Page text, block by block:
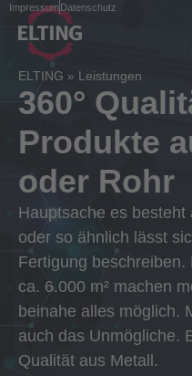
ImpressumDatenschutz
ELTING » Leistungen
360°
Produkte
oder Rohr
Hauptsache es
oder so ähnlich lässt
Fertigung
ca. 6.000 m² machen
beinahe alles möglich.
auch das Unmögliche.
Qualität aus Metall.